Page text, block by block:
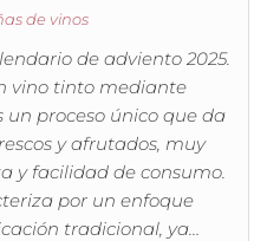
de vinos
de adviento 2025.
vino tinto mediante
proceso único que da
y afrutados, muy
y facilidad de consumo.
por un enfoque
tradicional, ya…